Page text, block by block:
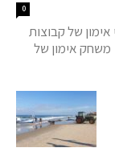
0
של קבוצות
משחק אימון של